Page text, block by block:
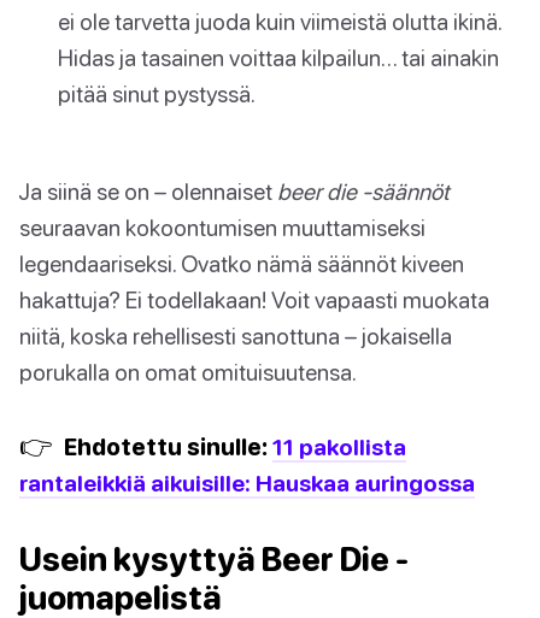
ei ole tarvetta juoda kuin viimeistä olutta ikinä.
Hidas ja tasainen voittaa kilpailun… tai ainakin
pitää sinut pystyssä.
Ja siinä se on – olennaiset beer die -säännöt
seuraavan kokoontumisen muuttamiseksi
legendaariseksi. Ovatko nämä säännöt kiveen
hakattuja? Ei todellakaan! Voit vapaasti muokata
niitä, koska rehellisesti sanottuna – jokaisella
porukalla on omat omituisuutensa.
👉 Ehdotettu sinulle: 11 pakollista
rantaleikkiä aikuisille: Hauskaa auringossa
Usein kysyttyä Beer Die -
juomapelistä